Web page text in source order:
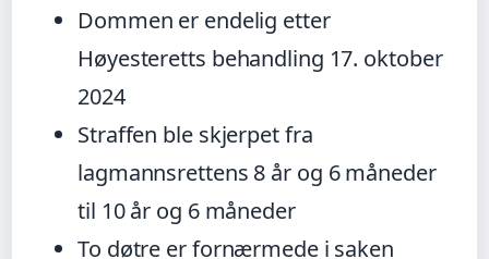
Dommen er endelig etter
Høyesteretts behandling 17. oktober
2024
Straffen ble skjerpet fra
lagmannsrettens 8 år og 6 måneder
til 10 år og 6 måneder
To døtre er fornærmede i saken